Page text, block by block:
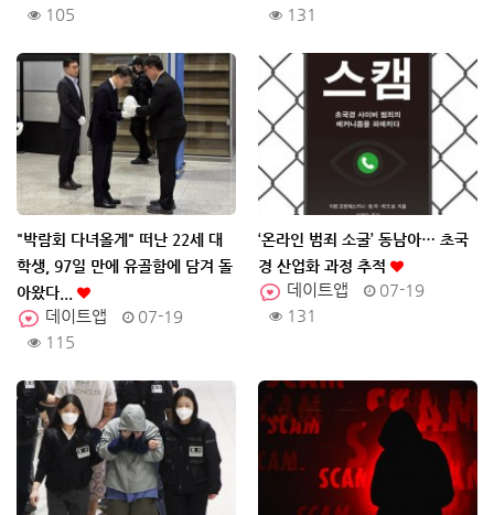
105
131
"박람회 다녀올게" 떠난 22세 대
학생, 97일 만에 유골함에 담겨 돌
아왔다...
데이트앱
07-19
115
‘온라인 범죄 소굴’ 동남아… 초국
경 산업화 과정 추적
데이트앱
07-19
131